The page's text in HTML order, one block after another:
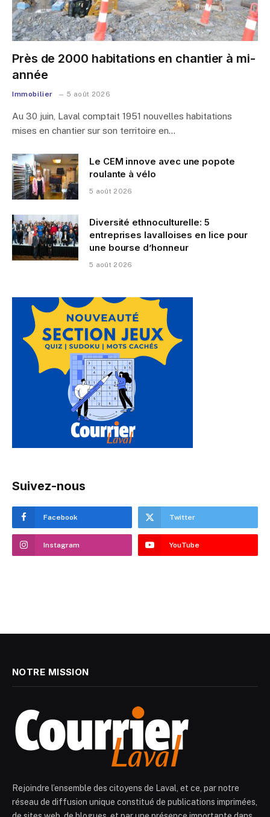
Près de 2000 habitations en chantier à mi-
année
Immobilier 5 août 2026
Au 30 juin, Laval comptait 1951 nouvelles habitations
mises en chantier sur son territoire en…
Le CEM innove avec une popote
roulante à vélo
5 août 2026
Diversité ethnoculturelle: 5
entreprises lavalloises en lice pour
une bourse d’honneur
5 août 2026
Suivez-nous
Facebook Twitter
Instagram YouTube
NOTRE MISSION
Rejoindre l’ensemble des citoyens de Laval, et ce, par notre
réseau de diffusion unique constitué de publications imprimées,